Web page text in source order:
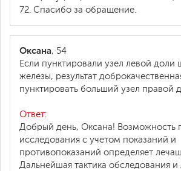
72. Спасибо за обращение.
Оксана, 54
Если пунктировали узел левой доли
железы, результат
пунктировать больший узел правой
Ответ:
Добрый день, Оксана! Возможность
исследования с учетом показаний и
противопоказаний определяет
Дальнейшая тактика обследования и